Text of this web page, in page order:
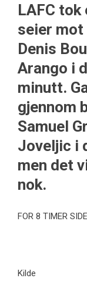
LAFC tok
seier mot
Denis
Arango i
minutt.
gjennom
Samuel
Joveljic i
men det
nok.
FOR 8 TIMER
Kilde